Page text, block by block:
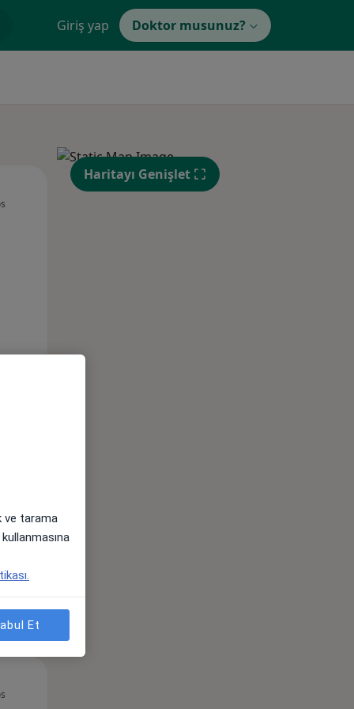
Giriş yap Doktor musunuz?
Cum, Cmt,
Haritayı Genişlet
ve tarama
Et